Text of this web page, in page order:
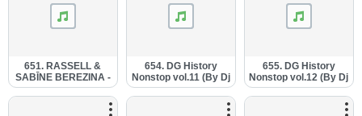
651. RASSELL &
SABĪNE BEREZINA -
Hard Drop (Dj
Gonchix Dj Style
654. DG History
Nonstop vol.11 (By Dj
Gonchix -
28.04.2014.).mp3
655. DG History
Nonstop vol.12 (By Dj
Gonchix -
28.04.2014.).mp3